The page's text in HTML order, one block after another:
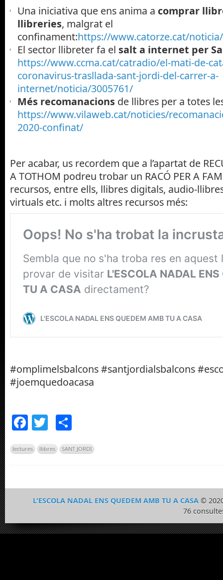
Una iniciativa que ens anima a comprar
llibreries, malgrat el
confinament:https://www.catorze.cat/
El sector llibreter fa el salt a internet per
https://www.ccma.cat/catradio/el-mati-de-
coronavirus-trasllada-sant-jordi-del-carrer-a-
internet/noticia/3005761/
Més recomanacions de llibres per a totes
https://www.vilaweb.cat/noticies/
2020-confinat/
Per acabar, us recordem que a l’apartat de
A TOTHOM podreu trobar un RACÓ PER A
recursos, entre ells, llibres digitals, audio-
virtuals etc. i molts altres recursos més:
#omplimelsbalcons #santjordialsbalcons
#joemquedoacasa
Facebook
Twitter
lectures llibres SANT JORDI
L'ESCOLA NADAL ENS QUEDEM AMB TU A CASA©
76